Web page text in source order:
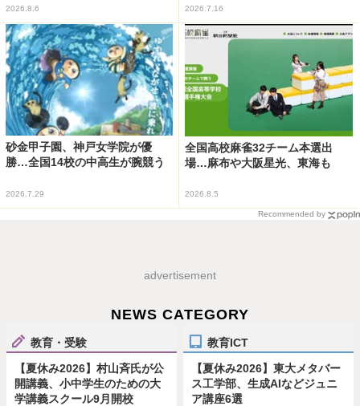
2026.8.6 2026.7.16
砂金甲子園、神戸女学院が優
勝…全国14校の中高生が腕競う
2026.7.29
全国高校麻雀32チーム本選出
場…麻布や大阪星光、東海も
2026.8.5
Recommended by
advertisement
NEWS CATEGORY
教育・受験
【夏休み2026】村山斉氏が公
開講義、小中学生のための大
学講義スクール9月開校
教育ICT
【夏休み2026】東大メタバー
ス工学部、生成AIなどジュニ
ア講座6選